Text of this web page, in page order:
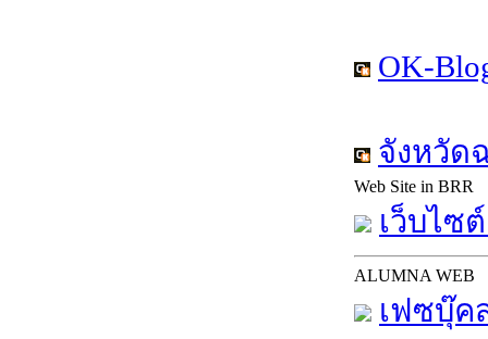
OK-
จังหวัด
Web Site in BRR
เว็บไซ
ALUMNA WEB
เฟซบุ๊ค